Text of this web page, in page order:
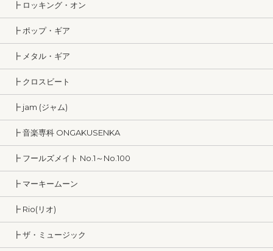
┣ ロッキング・オン
┣ ポップ・ギア
┣ メタル・ギア
┣ クロスビート
┣ jam (ジャム)
┣ 音楽専科 ONGAKUSENKA
┣ フールズメイト No.1～No.100
┣ マーキームーン
┣ Rio(リオ)
┣ ザ・ミュージック